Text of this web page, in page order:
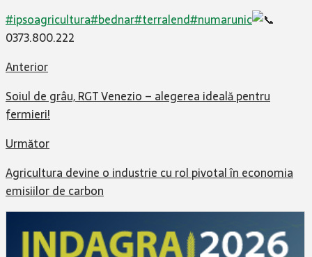
#ipsoagricultura#bednar#terralend#numarunic
0373.800.222
Anterior
Soiul de grâu, RGT Venezio – alegerea ideală pentru
fermieri!
Următor
Agricultura devine o industrie cu rol pivotal în economia
emisiilor de carbon